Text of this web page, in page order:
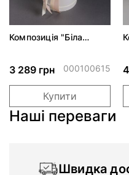
Композиція "Біла
3 289 грн 000100615
Купити
Наші переваги
Швидка